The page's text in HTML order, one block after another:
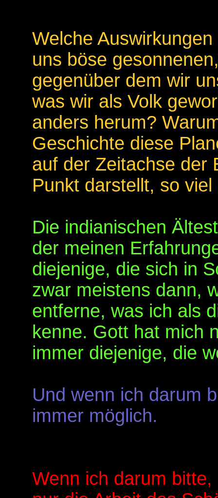
Welche
uns böse
gegenüber dem wir
was wir als Volk
anders herum?
Geschichte diese
auf der Zeitachse der
Punkt darstellt, so
Die indianischen
der meinen
diejenige, die sich in
zwar meistens dann,
entferne, was ich als
kenne. Gott hat mich
immer diejenige, die
Und wenn ich darum
immer möglich.
Wenn ich darum bitte,